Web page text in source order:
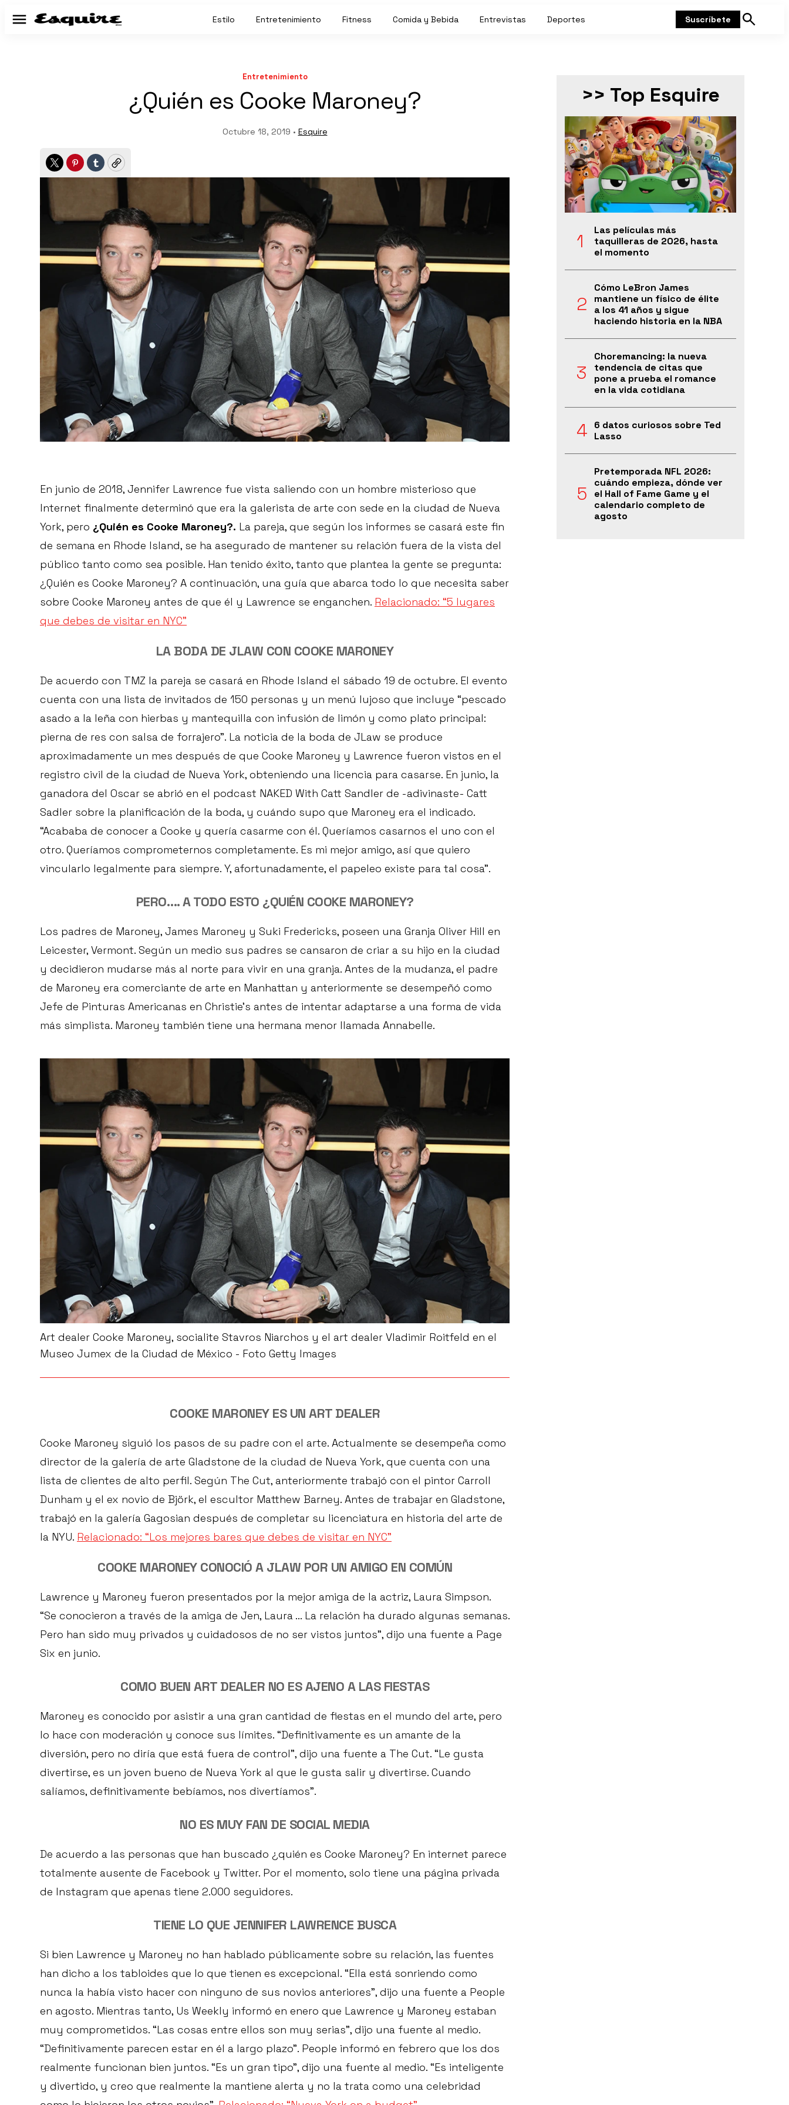
Menú Estilo Entretenimiento Fitness Comida y Bebida Entrevistas Deportes Suscríbete
Mostrar
Entretenimiento
¿Quién es Cooke Maroney?
Octubre 18, 2019 • Esquire
TwitterPinterest
TumblrCopy
En junio de 2018, Jennifer Lawrence fue vista saliendo con un hombre misterioso que
Internet finalmente determinó que era la galerista de arte con sede en la ciudad de Nueva
York, pero ¿Quién es Cooke Maroney?. La pareja, que según los informes se casará este fin
de semana en Rhode Island, se ha asegurado de mantener su relación fuera de la vista del
público tanto como sea posible. Han tenido éxito, tanto que plantea la gente se pregunta:
¿Quién es Cooke Maroney? A continuación, una guía que abarca todo lo que necesita saber
sobre Cooke Maroney antes de que él y Lawrence se enganchen. Relacionado: “5 lugares
que debes de visitar en NYC”
LA BODA DE JLAW CON COOKE MARONEY
De acuerdo con TMZ la pareja se casará en Rhode Island el sábado 19 de octubre. El evento
cuenta con una lista de invitados de 150 personas y un menú lujoso que incluye “pescado
asado a la leña con hierbas y mantequilla con infusión de limón y como plato principal:
pierna de res con salsa de forrajero”. La noticia de la boda de JLaw se produce
aproximadamente un mes después de que Cooke Maroney y Lawrence fueron vistos en el
registro civil de la ciudad de Nueva York, obteniendo una licencia para casarse. En junio, la
ganadora del Oscar se abrió en el podcast NAKED With Catt Sandler de -adivinaste- Catt
Sadler sobre la planificación de la boda, y cuándo supo que Maroney era el indicado.
“Acababa de conocer a Cooke y quería casarme con él. Queríamos casarnos el uno con el
otro. Queríamos comprometernos completamente. Es mi mejor amigo, así que quiero
vincularlo legalmente para siempre. Y, afortunadamente, el papeleo existe para tal cosa”.
PERO…. A TODO ESTO ¿QUIÉN COOKE MARONEY?
Los padres de Maroney, James Maroney y Suki Fredericks, poseen una Granja Oliver Hill en
Leicester, Vermont. Según un medio sus padres se cansaron de criar a su hijo en la ciudad
y decidieron mudarse más al norte para vivir en una granja. Antes de la mudanza, el padre
de Maroney era comerciante de arte en Manhattan y anteriormente se desempeñó como
Jefe de Pinturas Americanas en Christie’s antes de intentar adaptarse a una forma de vida
más simplista. Maroney también tiene una hermana menor llamada Annabelle.
Art dealer Cooke Maroney, socialite Stavros Niarchos y el art dealer Vladimir Roitfeld en el
Museo Jumex de la Ciudad de México - Foto Getty Images
COOKE MARONEY ES UN ART DEALER
Cooke Maroney siguió los pasos de su padre con el arte. Actualmente se desempeña como
director de la galería de arte Gladstone de la ciudad de Nueva York, que cuenta con una
lista de clientes de alto perfil. Según The Cut, anteriormente trabajó con el pintor Carroll
Dunham y el ex novio de Björk, el escultor Matthew Barney. Antes de trabajar en Gladstone,
trabajó en la galería Gagosian después de completar su licenciatura en historia del arte de
la NYU. Relacionado: “Los mejores bares que debes de visitar en NYC”
COOKE MARONEY CONOCIÓ A JLAW POR UN AMIGO EN COMÚN
Lawrence y Maroney fueron presentados por la mejor amiga de la actriz, Laura Simpson.
“Se conocieron a través de la amiga de Jen, Laura ... La relación ha durado algunas semanas.
Pero han sido muy privados y cuidadosos de no ser vistos juntos”, dijo una fuente a Page
Six en junio.
COMO BUEN ART DEALER NO ES AJENO A LAS FIESTAS
Maroney es conocido por asistir a una gran cantidad de fiestas en el mundo del arte, pero
lo hace con moderación y conoce sus límites. “Definitivamente es un amante de la
diversión, pero no diría que está fuera de control”, dijo una fuente a The Cut. “Le gusta
divertirse, es un joven bueno de Nueva York al que le gusta salir y divertirse. Cuando
salíamos, definitivamente bebíamos, nos divertíamos”.
NO ES MUY FAN DE SOCIAL MEDIA
De acuerdo a las personas que han buscado ¿quién es Cooke Maroney? En internet parece
totalmente ausente de Facebook y Twitter. Por el momento, solo tiene una página privada
de Instagram que apenas tiene 2.000 seguidores.
TIENE LO QUE JENNIFER LAWRENCE BUSCA
Si bien Lawrence y Maroney no han hablado públicamente sobre su relación, las fuentes
han dicho a los tabloides que lo que tienen es excepcional. “Ella está sonriendo como
nunca la había visto hacer con ninguno de sus novios anteriores”, dijo una fuente a People
en agosto. Mientras tanto, Us Weekly informó en enero que Lawrence y Maroney estaban
muy comprometidos. “Las cosas entre ellos son muy serias”, dijo una fuente al medio.
“Definitivamente parecen estar en él a largo plazo”. People informó en febrero que los dos
realmente funcionan bien juntos. “Es un gran tipo”, dijo una fuente al medio. “Es inteligente
y divertido, y creo que realmente la mantiene alerta y no la trata como una celebridad
>> Top Esquire
Las películas más
taquilleras de 2026, hasta
el momento
Cómo LeBron James
mantiene un físico de élite
a los 41 años y sigue
haciendo historia en la NBA
Choremancing: la nueva
tendencia de citas que
pone a prueba el romance
en la vida cotidiana
6 datos curiosos sobre Ted
Lasso
Pretemporada NFL 2026:
cuándo empieza, dónde ver
el Hall of Fame Game y el
calendario completo de
agosto